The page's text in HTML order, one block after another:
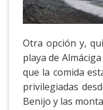
Otra opción y,
playa de
que la comida
privilegiadas
Benijo y las